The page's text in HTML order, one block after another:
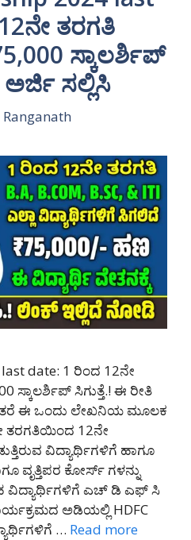
ತರಗತಿ
ಸ್ಕಾಲರ್ಶಿಪ್
ಅರ್ಜಿ ಸಲ್ಲಿಸಿ
Ranganath
date: 1 ರಿಂದ 12ನೇ
ಸ್ಕಾಲರ್ಶಿಪ್ ಸಿಗುತ್ತೆ.! ಈ ರೀತಿ
ಈ ಒಂದು ಲೇಖನಿಯ ಮೂಲಕ
ತರಗತಿಯಿಂದ 12ನೇ
ವಿದ್ಯಾರ್ಥಿಗಳಿಗೆ ಹಾಗೂ
ವೃತ್ತಿಪರ ಕೋರ್ಸ್ ಗಳನ್ನು
ವಿದ್ಯಾರ್ಥಿಗಳಿಗೆ ಎಚ್ ಡಿ ಎಫ್ ಸಿ
ಅಡಿಯಲ್ಲಿ HDFC
… Read more